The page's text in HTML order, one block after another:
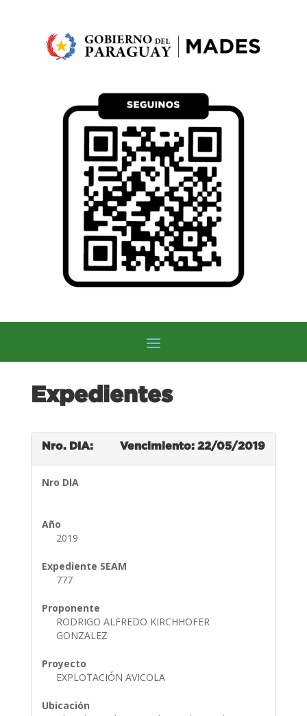
Expedientes
Nro. DIA: Vencimiento: 22/05/2019
Nro DIA
Año
2019
Expediente SEAM
777
Proponente
RODRIGO ALFREDO KIRCHHOFER
GONZALEZ
Proyecto
EXPLOTACIÓN AVICOLA
Ubicación